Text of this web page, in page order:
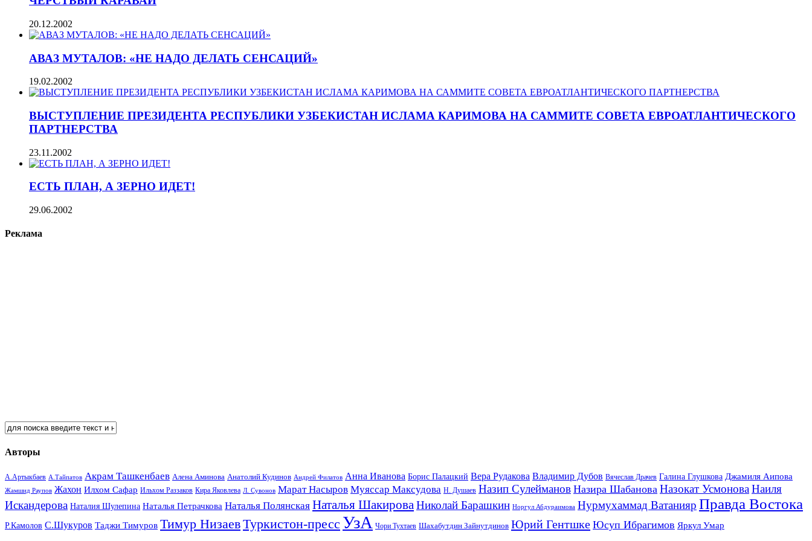
20.12.2002
АВАЗ МУТАЛОВ: «НЕ НАДО ДЕЛАТЬ СЕНСАЦИЙ»
19.02.2002
ВЫСТУПЛЕНИЕ ПРЕЗИДЕНТА РЕСПУБЛИКИ УЗБЕКИСТАН ИСЛАМА КАРИМОВА НА САММИТЕ СОВЕТА ЕВРОАТЛАНТИЧЕСКОГО
ПАРТНЕРСТВА
23.11.2002
ЕСТЬ ПЛАН, А ЗЕРНО ИДЕТ!
29.06.2002
Реклама
Авторы
А.Артыкбаев А.Тайпатов Акрам Ташкенбаев Алена Аминова Анатолий Кудинов Андрей Филатов Анна Иванова Борис Палацкий Вера Рудакова Владимир Дубов Вячеслав Драчев Галина Глушкова Джамиля Аипова
Жамшид Раупов Жахон Илхом Сафар Ильхом Раззаков Кира Яковлева Л. Сувонов Марат Насыров Муяссар Максудова Н. Душаев Назип Сулейманов Назира Шабанова Назокат УсмоноваНаиля
Искандерова Наталия Шулепина Наталья Петрачкова Наталья Полянская Наталья Шакирова Николай Барашкин Норгул Абдураимова Нурмухаммад Ватанияр Правда Востока
Р.Камолов С.Шукуров Таджи Тимуров Тимур НизаевТуркистон-пресс УзА Чори Тухтаев Шахабутдин Зайнутдинов Юрий Гентшке Юсуп Ибрагимов Яркул Умар